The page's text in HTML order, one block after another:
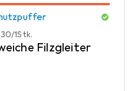
/1Stk.
Filzgleiter